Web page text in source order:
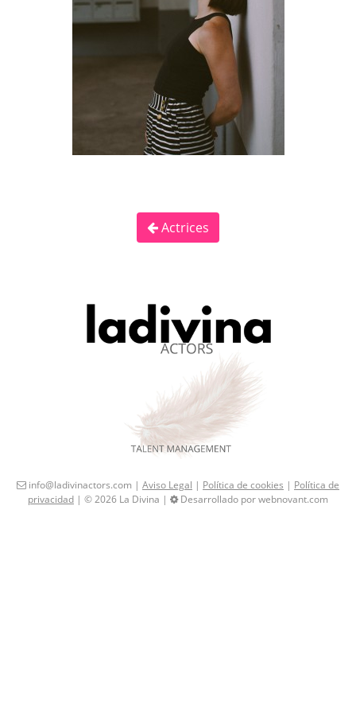
Actrices
info@ladivinactors.com | Aviso Legal | Política de cookies | Política de
privacidad | © 2026 La Divina | Desarrollado por webnovant.com